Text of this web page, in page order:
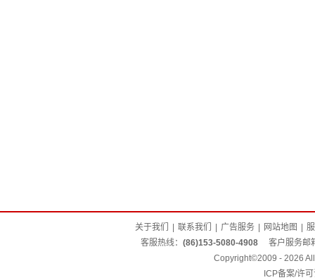
关于我们 联系我们 广告服务 网站地图
客服热线： (86)153-5080-4908
客户服务邮
Copyright©2009 - 2026
ICP备案/许